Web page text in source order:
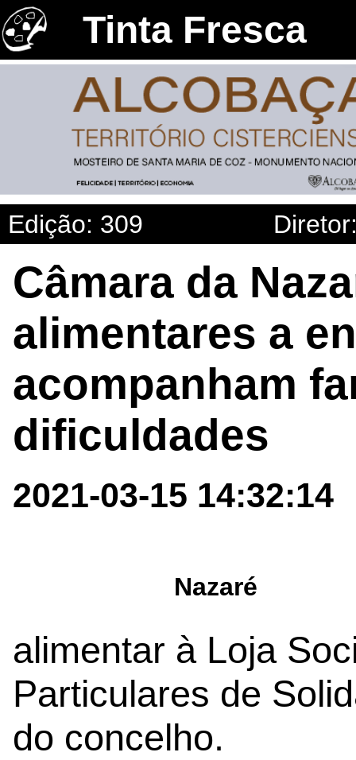
Tinta Fresca
Edição: 309
Câmara da
alimentares a
acompanham
dificuldades
2021-03-15 14:32:14
Nazaré
alimentar à Loja
Particulares de
do concelho.